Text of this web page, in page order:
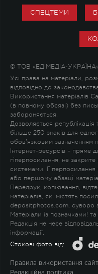
СПЕЦТЕМИ
© ТОВ «ЕДІМЕДІА-
Усі права на матеріали,
відповідно до
Використання матеріалів
(в повному обсязі) без
забороняється.
Дозволяється
більше 250 знаків для
обов'язковим зазначенням
Інтернет-ресурсів – пряме
гіперпосилання, не закрите
системами.
або першому абзаці
Передрук, копіювання,
матеріалів, які містять
depositphotos.com, суворо
Матеріали із позначками! та
Редакція не несе
інформації.
Стокові фото від:
Правила використання
Редакційна політика